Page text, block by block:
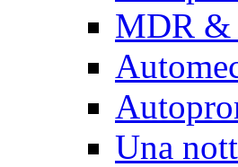
MDR &
Una